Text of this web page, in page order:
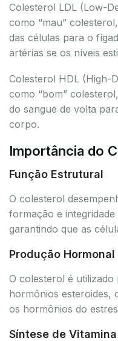
Colesterol LDL (Low-
como “mau”
das células para o
artérias se os níveis
Colesterol HDL (High-
como “bom”
do sangue de volta
corpo.
Importância do
Função Estrutural
O colesterol
formação e
garantindo que as
Produção Hormonal
O colesterol é
hormônios esteroides,
os hormônios do
Síntese de Vitamina